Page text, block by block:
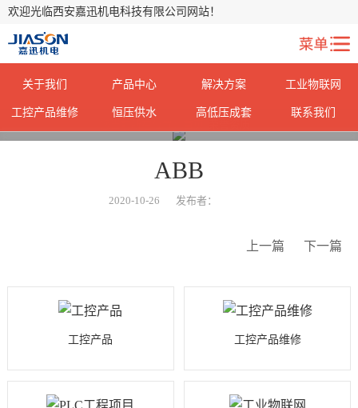
欢迎光临西安嘉迅机电科技有限公司网站！
关于我们 产品中心 解决方案 工业物联网
工控产品维修 恒压供水 高低压成套
联系我们
ABB
2020-10-26 发布者：
上一篇 下一篇
工控产品 工控产品维修